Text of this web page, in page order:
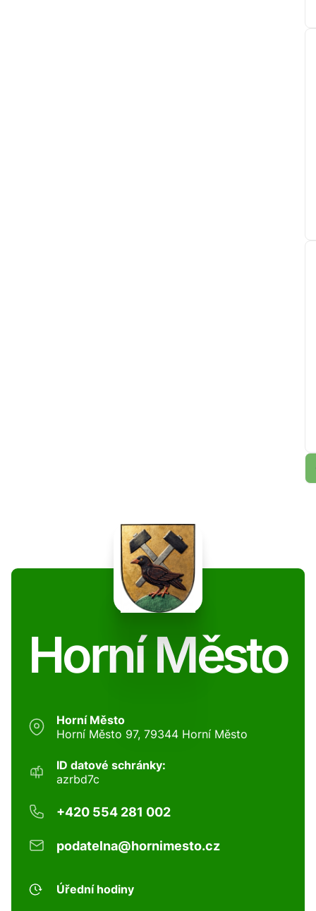
Horní Město
Horní Město
Horní Město 97, 79344 Horní Město
ID datové schránky:
azrbd7c
+420 554 281 002
podatelna@hornimesto.cz
Úřední hodiny